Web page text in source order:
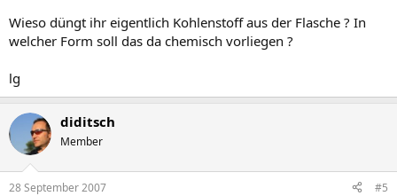
Wieso düngt ihr eigentlich Kohlenstoff aus der Flasche ? In
welcher Form soll das da chemisch vorliegen ?
lg
diditsch
Member
28 September 2007 #5